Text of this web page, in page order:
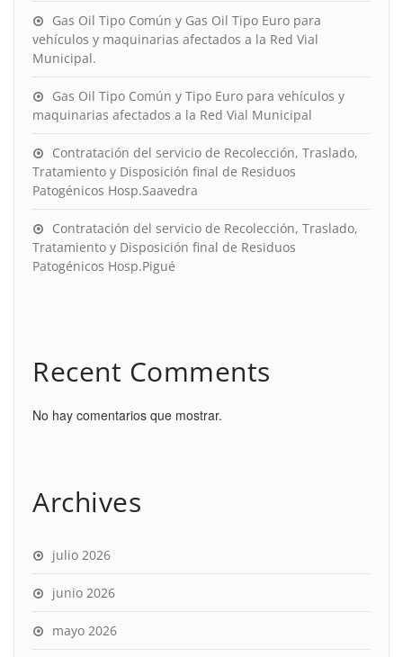
Gas Oil Tipo Común y Gas Oil Tipo Euro para
vehículos y maquinarias afectados a la Red Vial
Municipal.
Gas Oil Tipo Común y Tipo Euro para vehículos y
maquinarias afectados a la Red Vial Municipal
Contratación del servicio de Recolección, Traslado,
Tratamiento y Disposición final de Residuos
Patogénicos Hosp.Saavedra
Contratación del servicio de Recolección, Traslado,
Tratamiento y Disposición final de Residuos
Patogénicos Hosp.Pigué
Recent Comments
No hay comentarios que mostrar.
Archives
julio 2026
junio 2026
mayo 2026